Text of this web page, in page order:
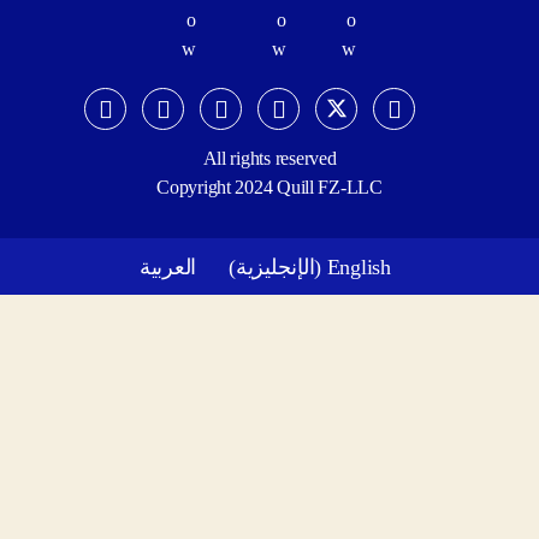
All rights reserved
Copyright 2024 Quill FZ-LLC
English
(الإنجليزية) العربية